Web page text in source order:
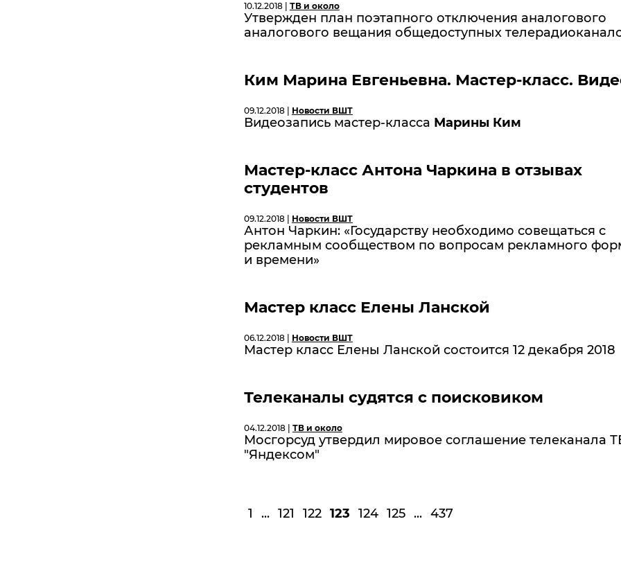
10.12.2018 | ТВ и около
Утвержден план поэтапного отключения аналогового
аналогового вещания общедоступных
Ким Марина Евгеньевна. Мастер-класс.
09.12.2018 | Новости ВШТ
Видеозапись мастер-класса Марины Ким
Мастер-класс Антона Чаркина в отзывах
студентов
09.12.2018 | Новости ВШТ
Антон Чаркин: «Государству необходимо совещаться с
рекламным сообществом по вопросам рекламного
и времени»
Мастер класс Елены Ланской
06.12.2018 | Новости ВШТ
Мастер класс Елены Ланской состоится 12 декабря 2018
Телеканалы судятся с поисковиком
04.12.2018 | ТВ и около
Мосгорсуд утвердил мировое соглашение телеканала
"Яндексом"
1 ... 121 122 123 124 125 ... 437